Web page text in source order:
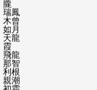
朧
瑞鳳
木曾
如月
天龍
霞
飛龍
那智
利根
親潮